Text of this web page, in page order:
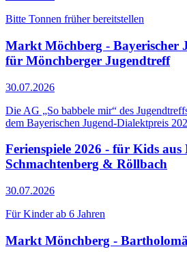
Bitte Tonnen früher bereitstellen
Markt Möchberg - Bayerischer
für Mönchberger Jugendtreff
30.07.2026
Die AG „So babbele mir“ des
dem Bayerischen Jugend-Dialektpreis
Ferienspiele 2026 - für Kids aus
Schmachtenberg & Röllbach
30.07.2026
Für Kinder ab 6 Jahren
Markt Mönchberg -